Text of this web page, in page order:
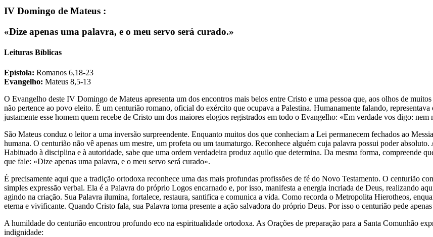
IV Domingo de Mateus :
«Dize apenas uma palavra, e o meu servo será curado.»
Leituras Bíblicas
Epístola: Romanos 6,18-23
Evangelho: Mateus 8,5-13
O Evangelho deste IV Domingo de Mateus apresenta um dos encontros mais belos entre Cristo e uma pessoa que, aos olhos de
não pertence ao povo eleito. É um centurião romano, oficial do exército que ocupava a Palestina. Humanamente falando,
justamente esse homem quem recebe de Cristo um dos maiores elogios registrados em todo o Evangelho: «Em verdade vos digo: nem
São Mateus conduz o leitor a uma inversão surpreendente. Enquanto muitos dos que conheciam a Lei permanecem fechados ao
humana. O centurião não vê apenas um mestre, um profeta ou um taumaturgo. Reconhece alguém cuja palavra possui poder
Habituado à disciplina e à autoridade, sabe que uma ordem verdadeira produz aquilo que determina. Da mesma forma, compreende
que fale: «Dize apenas uma palavra, e o meu servo será curado».
É precisamente aqui que a tradição ortodoxa reconhece uma das mais profundas profissões de fé do Novo Testamento. O centurião
simples expressão verbal. Ela é a Palavra do próprio Logos encarnado e, por isso, manifesta a energia incriada de Deus, realizando
agindo na criação. Sua Palavra ilumina, fortalece, restaura, santifica e comunica a vida. Como recorda o Metropolita Hierotheos,
eterna e vivificante. Quando Cristo fala, sua Palavra torna presente a ação salvadora do próprio Deus. Por isso o centurião pede
A humildade do centurião encontrou profundo eco na espiritualidade ortodoxa. As Orações de preparação para a Santa Comunhão
indignidade: